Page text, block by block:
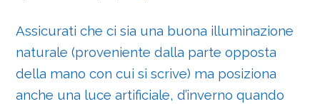
Assicurati che ci sia una buona illuminazione
naturale (proveniente dalla parte opposta
della mano con cui si scrive) ma posiziona
anche una luce artificiale, d’inverno quando